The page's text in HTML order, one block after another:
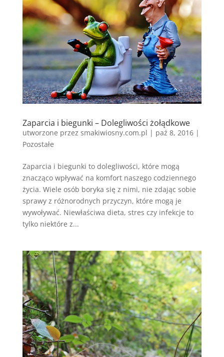
Zaparcia i biegunki – Dolegliwości żołądkowe
utworzone przez smakiwiosny.com.pl | paź 8, 2016|
Pozostałe
Zaparcia i biegunki to dolegliwości, które mogą
znacząco wpływać na komfort naszego codziennego
życia. Wiele osób boryka się z nimi, nie zdając sobie
sprawy z różnorodnych przyczyn, które mogą je
wywoływać. Niewłaściwa dieta, stres czy infekcje to
tylko niektóre z...